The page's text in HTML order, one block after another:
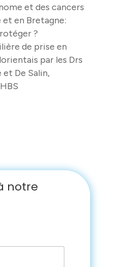
et des cancers
et en Bretagne:
?
de prise en
par les Drs
De Salin,
notre